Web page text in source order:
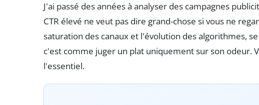
J'ai passé des années à analyser des campagnes
CTR élevé ne veut pas dire grand-chose si vous ne
saturation des canaux et l'évolution des algorithmes,
c'est comme juger un plat uniquement sur son odeur.
l'essentiel.